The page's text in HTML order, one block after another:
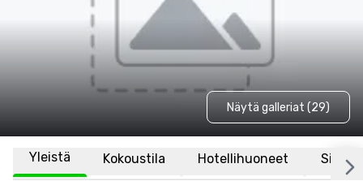
Näytä galleriat (29)
Yleistä Kokoustila Hotellihuoneet Sijainti